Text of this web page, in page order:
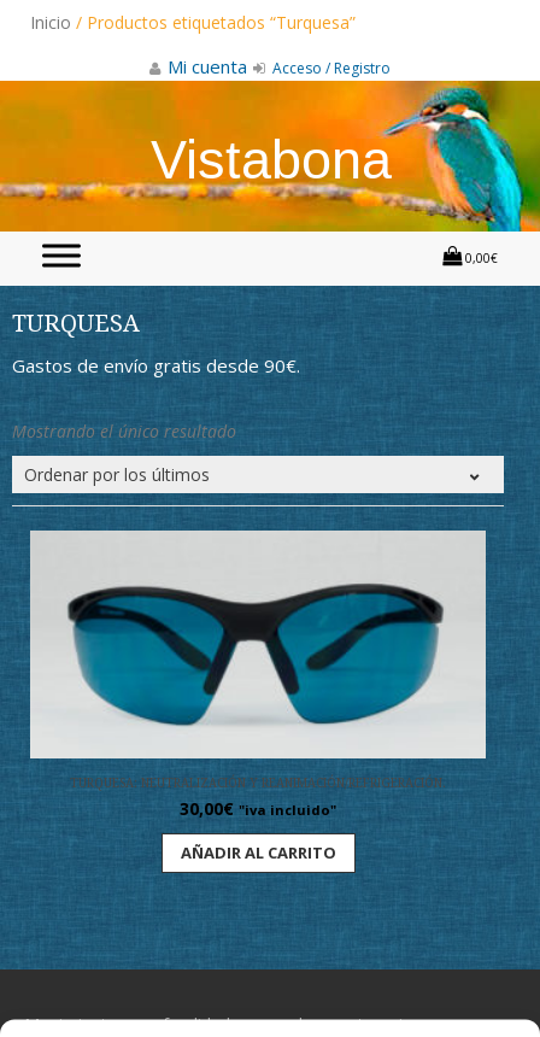
Inicio / Productos etiquetados “Turquesa”
Mi cuenta Acceso / Registro
Vistabona
0,00€
TURQUESA
Gastos de envío gratis desde 90€.
Mostrando el único resultado
TURQUESA: NEUTRALIZACIÓN Y REANIMACIÓN/REFRIGERACIÓN.
30,00€ "iva incluido"
AÑADIR AL CARRITO
Movimiento y profundidad, un regalo para tus ojos